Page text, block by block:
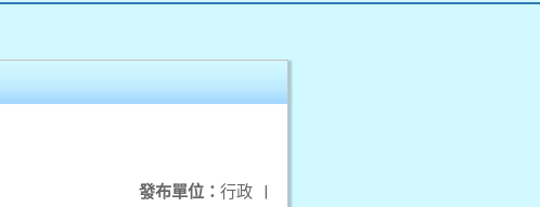
發布單位： 行政 |